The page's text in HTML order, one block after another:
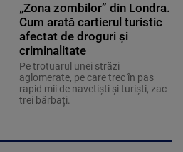
„Zona zombilor” din Londra.
Cum arată cartierul turistic
afectat de droguri și
criminalitate
Pe trotuarul unei străzi
aglomerate, pe care trec în pas
rapid mii de navetiști și turiști, zac
trei bărbați.